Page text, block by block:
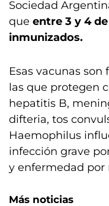
Sociedad
que entre 3 y 4
inmunizados.
Esas vacunas
las que protegen
hepatitis B,
difteria, tos
Haemophilus
infección grave
y enfermedad por
Más noticias